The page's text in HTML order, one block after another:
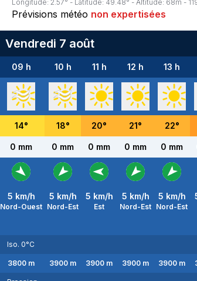
Longitude: 2.57° - Latitude: 49.48° - Altitude: 68m -
Prévisions météo non expertisées
Vendredi 7 août
09 h 10 h 11 h 12 h 13 h
14° 18° 20° 21° 22°
0 mm 0 mm 0 mm 0 mm 0 mm
5 km/h
Nord-Ouest
5 km/h
Nord-Est
5 km/h
Est
5 km/h
Nord-Est
5 km/h
Nord-Est
Iso. 0°C
3800 m 3900 m 3900 m 3900 m 3900 m